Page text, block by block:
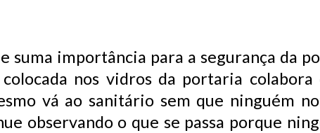
importância para a segurança da
nos vidros da portaria colabora
vá ao sanitário sem que ninguém
observando o que se passa porque